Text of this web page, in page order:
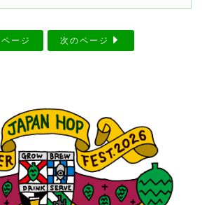
ージ 次のページ